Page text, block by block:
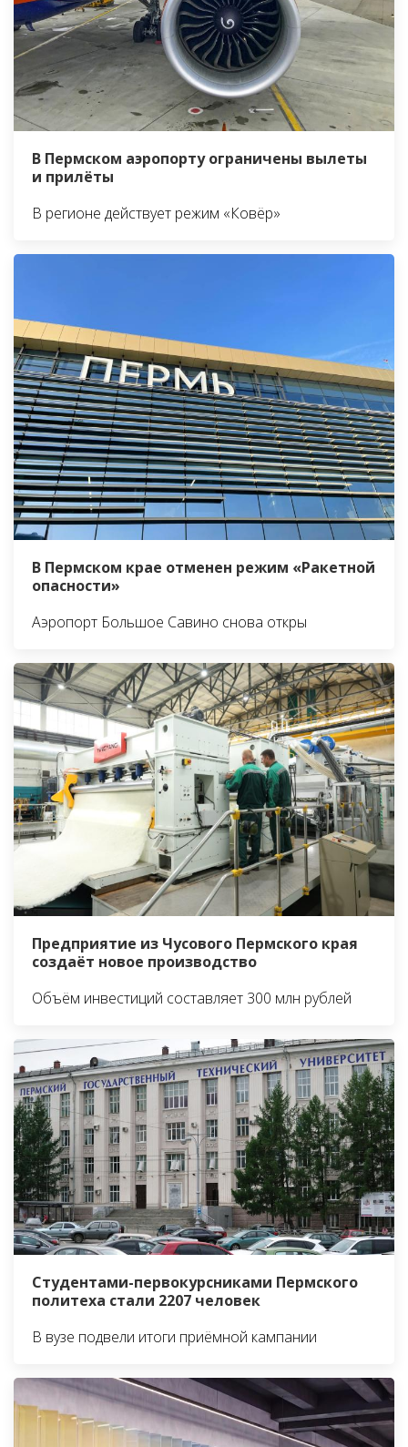
В Пермском аэропорту ограничены вылеты
и прилёты
В регионе действует режим «Ковёр»
В Пермском крае отменен режим «Ракетной
опасности»
Аэропорт Большое Савино снова откры
Предприятие из Чусового Пермского края
создаёт новое производство
Объём инвестиций составляет 300 млн рублей
Студентами-первокурсниками Пермского
политеха стали 2207 человек
В вузе подвели итоги приёмной кампании